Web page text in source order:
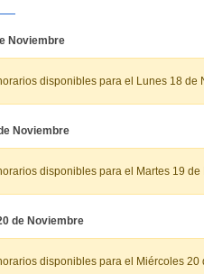
Noviembre
disponibles para el Lunes 18 de
Noviembre
disponibles para el Martes 19 de
de Noviembre
disponibles para el Miércoles 20